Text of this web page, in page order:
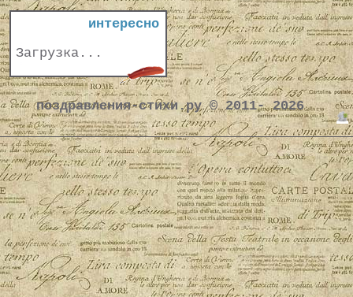
интересно
Загрузка...
поздравления-стихи.ру © 2011- 2026